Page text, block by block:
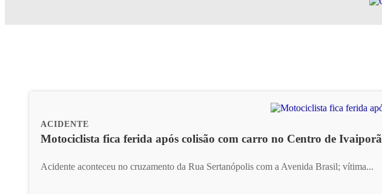
ACIDENTE
Motociclista fica ferida após colisão com carro no Centro de Ivaiporã
Acidente aconteceu no cruzamento da Rua Sertanópolis com a Avenida Brasil; vítima...